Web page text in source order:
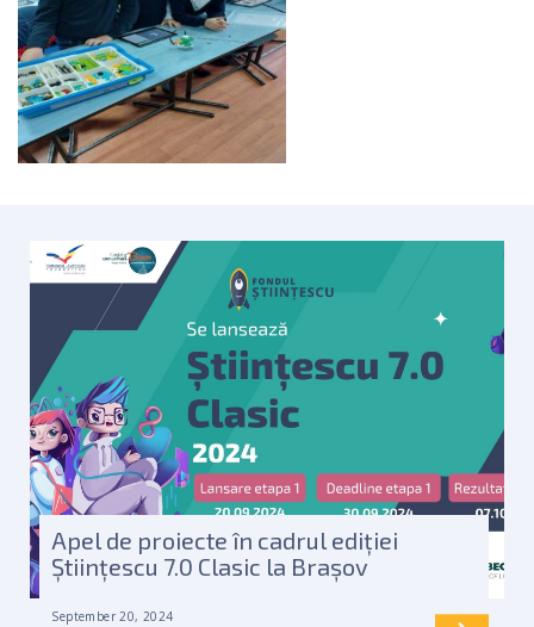
Apel de proiecte în cadrul ediției
Științescu 7.0 Clasic la Brașov
September 20, 2024